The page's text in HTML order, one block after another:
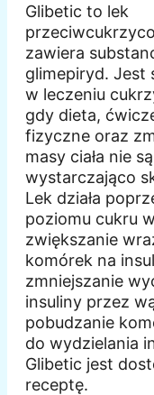
Glibetic to lek
zawiera
glimepiryd. Jest
w leczeniu
gdy dieta,
fizyczne oraz
masy ciała nie są
wystarczająco
Lek działa
poziomu cukru
zwiększanie
komórek na
zmniejszanie
insuliny przez
pobudzanie
do wydzielania
Glibetic jest
receptę.